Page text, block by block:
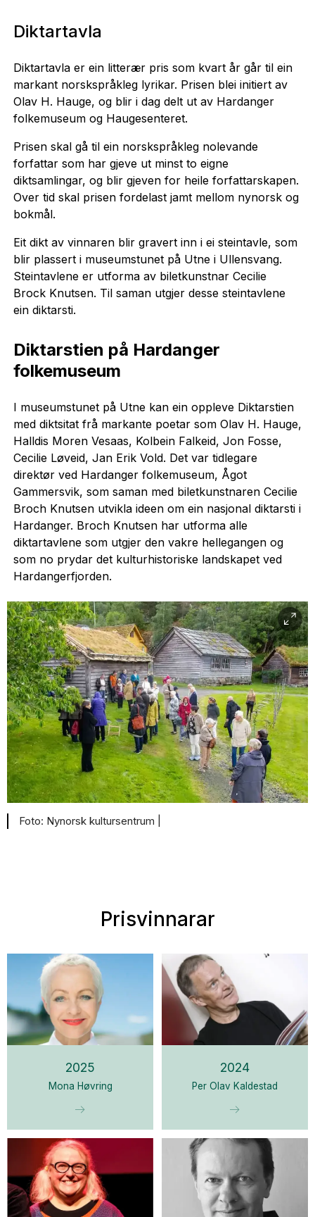
Diktartavla
Diktartavla er ein litterær pris som kvart år går til ein
markant norskspråkleg lyrikar. Prisen blei initiert av
Olav H. Hauge, og blir i dag delt ut av Hardanger
folkemuseum og Haugesenteret.
Prisen skal gå til ein norskspråkleg nolevande
forfattar som har gjeve ut minst to eigne
diktsamlingar, og blir gjeven for heile forfattarskapen.
Over tid skal prisen fordelast jamt mellom nynorsk og
bokmål.
Eit dikt av vinnaren blir gravert inn i ei steintavle, som
blir plassert i museumstunet på Utne i Ullensvang.
Steintavlene er utforma av biletkunstnar Cecilie
Brock Knutsen. Til saman utgjer desse steintavlene
ein diktarsti.
Diktarstien på Hardanger
folkemuseum
I museumstunet på Utne kan ein oppleve Diktarstien
med diktsitat frå markante poetar som Olav H. Hauge,
Halldis Moren Vesaas, Kolbein Falkeid, Jon Fosse,
Cecilie Løveid, Jan Erik Vold. Det var tidlegare
direktør ved Hardanger folkemuseum, Ågot
Gammersvik, som saman med biletkunstnaren Cecilie
Broch Knutsen utvikla ideen om ein nasjonal diktarsti i
Hardanger. Broch Knutsen har utforma alle
diktartavlene som utgjer den vakre hellegangen og
som no prydar det kulturhistoriske landskapet ved
Hardangerfjorden.
Nynorsk kultursentrum |
Prisvinnarar
2025
Mona Høvring
2024
Per Olav Kaldestad